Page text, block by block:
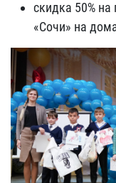
скидка 50%
«Сочи» на